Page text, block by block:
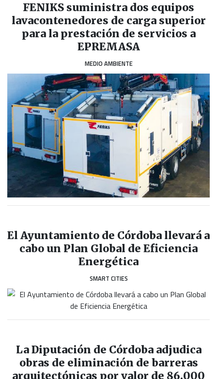
FENIKS suministra dos equipos
lavacontenedores de carga superior
para la prestación de servicios a
EPREMASA
MEDIO AMBIENTE
El Ayuntamiento de Córdoba llevará a
cabo un Plan Global de Eficiencia
Energética
SMART CITIES
La Diputación de Córdoba adjudica
obras de eliminación de barreras
arquitectónicas por valor de 86.000